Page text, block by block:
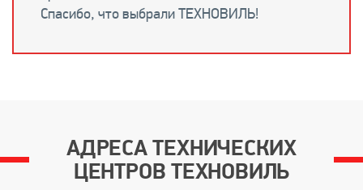
Спасибо, что выбрали ТЕХНОВИЛЬ!
АДРЕСА ТЕХНИЧЕСКИХ
ЦЕНТРОВ ТЕХНОВИЛЬ